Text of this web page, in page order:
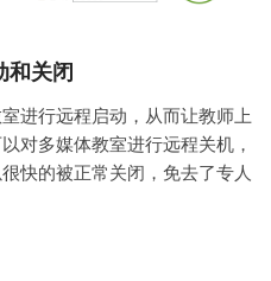
和关闭
进行远程启动，从而让教师上
对多媒体教室进行远程关机，
快的被正常关闭，免去了专人